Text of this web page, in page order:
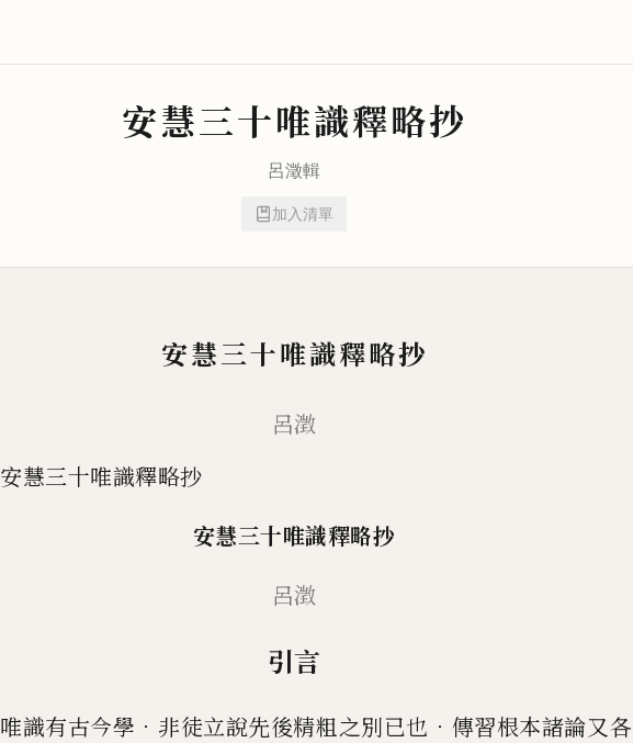
安慧三十唯識釋略抄
呂澂輯
加入清單
安慧三十唯識釋略抄
呂澂
安慧三十唯識釋略抄
安慧三十唯識釋略抄
呂澂
引言
唯識有古今學 ． 非徒立說先後精粗之別已也 ． 傳習根本諸論又各